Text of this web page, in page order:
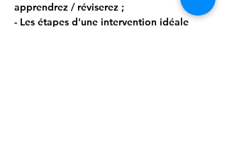
apprendrez / réviserez ;
- Les étapes d'une intervention idéale